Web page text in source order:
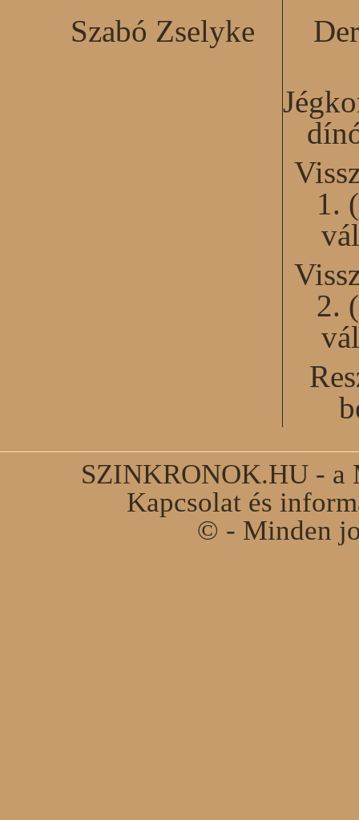
Szabó Zselyke
1.
2.
SZINKRONOK.HU - a
Kapcsolat és
© - Minden